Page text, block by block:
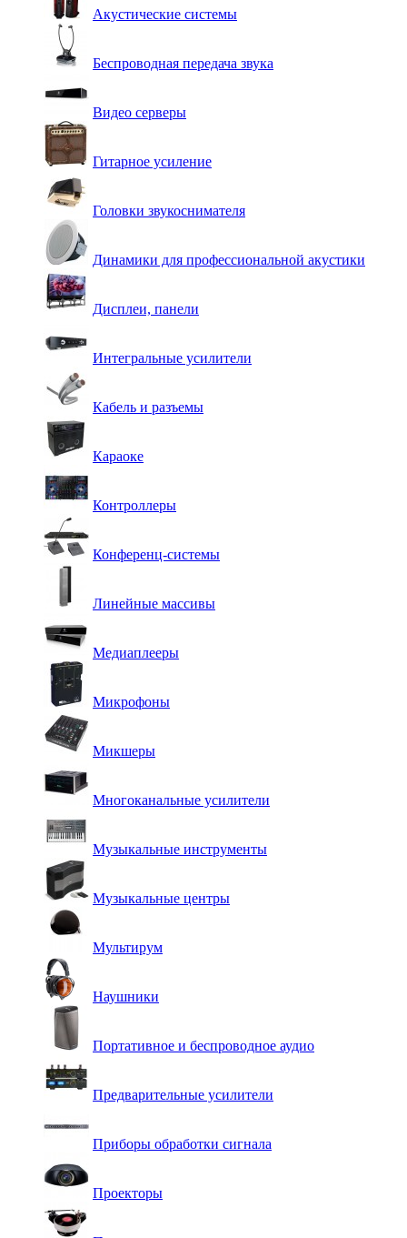
Акустические системы
Беспроводная передача звука
Видео серверы
Гитарное усиление
Головки звукоснимателя
Динамики для профессиональной акустики
Дисплеи, панели
Интегральные усилители
Кабель и разъемы
Караоке
Контроллеры
Конференц-системы
Линейные массивы
Медиаплееры
Микрофоны
Микшеры
Многоканальные усилители
Музыкальные инструменты
Музыкальные центры
Мультирум
Наушники
Портативное и беспроводное аудио
Предварительные усилители
Приборы обработки сигнала
Проекторы